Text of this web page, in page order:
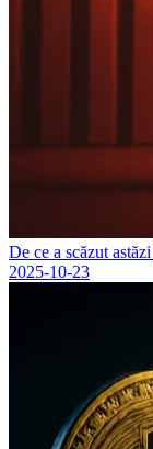
De ce a scăzut
2025-10-23